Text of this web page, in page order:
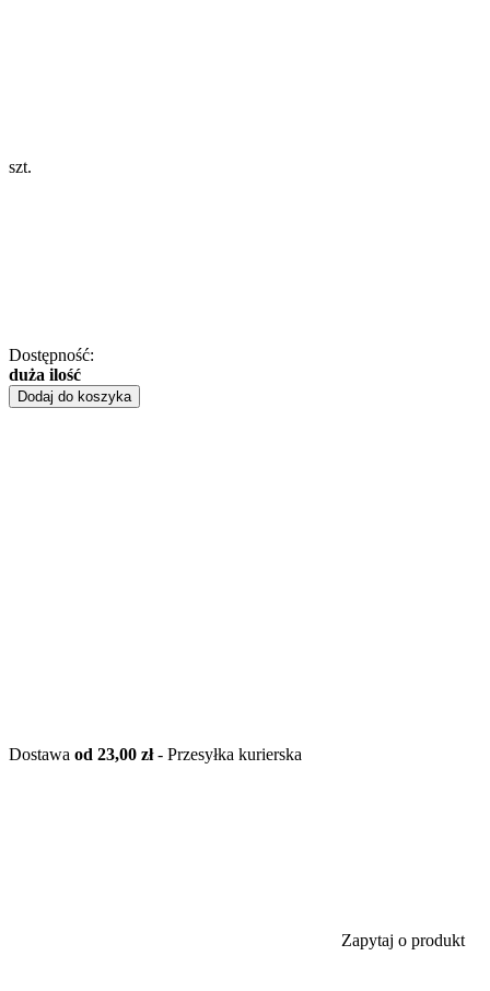
szt.
Dostępność:
duża ilość
Dodaj do koszyka
Dostawa od 23,00 zł- Przesyłka kurierska
Zapytaj o produkt